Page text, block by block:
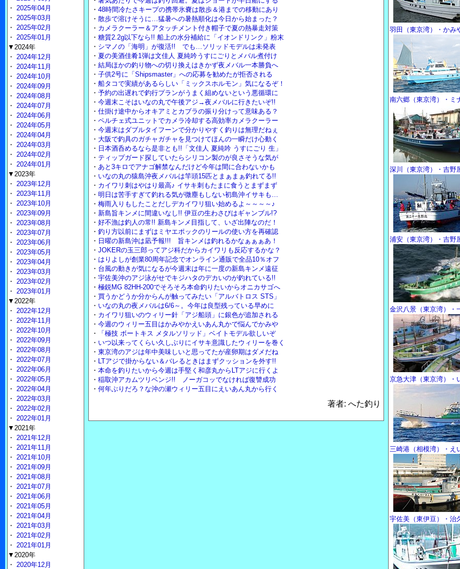
・ 48時間冷たさキープの携帯氷嚢は散歩＆港までの移動にあり
・ 散歩で溶けそうに…猛暑への暑熱順化は今日から始まった？
・ カメラクーラー＆アタッチメント付き帽子で夏の熱暴走対策
・ 糖質2.2g以下なら!! 船上の水分補給に「イオンドリンク」粉末
・ シマノの「海明」が復活!! でも…ソリッドモデルは未発表
・ 夏の美酒佳肴1弾は文佳人 夏純吟うすにごりとメバル煮付け
・ 結局ほかの釣り物への切り換えはきかず夜メバル一本勝負へ
・ 子供2号に「Shipsmaster」への応募を勧めたが拒否される
・ 船タコで実績があるらしい「ミックスホルモン」気になるぞ！
・ 予約の出遅れで釣行プランがうまく組めないという悪循環に
・ 今週末こそはいなの丸で午後アジ→夜メバルに行きたいぞ!!
・ 仕掛け途中からオキアミとカブラの振り分けって意味ある？
・ ペルチェ式ユニットでカメラ冷却する高効率カメラクーラー
・ 今週末はダブルタイフーンで分かりやすく釣りは無理だねぇ
・ 大阪で釣具のガチャガチャを見つけてほんの一瞬だけ心動く
・ 日本酒呑めるなら是非とも!!「文佳人 夏純吟 うすにごり 生」
・ ティップガード探していたらシリコン製のが良さそうな気が
・ あと3キロでアナゴ解禁なんだけど今年は間に合わないかも
・ いなの丸の猿島沖夜メバルは竿頭15匹とまぁまぁ釣れてる!!
・ カイワリ刺はやはり最高♪ イサキ刺もたまに食うとまずまず
・ 明日は苦手すぎて釣れる気が微塵もしない初島沖イサキも…
・ 梅雨入りもしたことだしデカイワリ狙い始めるよ～～～～♪
・ 新島旨キンメに間違いなし!! 伊豆の生わさびはギャンブル!?
・ 好不漁は釣人の常!! 新島キンメ目指して、いざ出陣なのだ！
・ 釣り方以前にまずはミヤエポックのリールの使い方を再確認
・ 日曜の新島沖は凪予報!!! 旨キンメは釣れるかなぁぁぁあ！
・ JOKERの玉三郎ってアジ科だからカイワリも反応するかな？
・ はりよしが創業80周年記念でオンライン通販で全品10％オフ
・ 台風の動きが気になるが今週末は年に一度の新島キンメ遠征
・ 宇佐美沖のアジ泳がせでキジハタのデカいのが釣れている!!
・ 極鋭MG 82HH-200でそろそろ本命釣りたいからオニカサゴへ
・ 買うかどうか分からんが触ってみたい「アルバトロス STS」
・ いなの丸の夜メバルは6/6～。今年は良型残っている早めに
・ カイワリ狙いのウィリー針「アジ船頭」に銀色が追加される
・ 今週のウィリー五目はかみやかえいあん丸かで悩んでかみや
・
「極技 ボートキス メタルソリッド」ベイトモデル欲しいぞ
・ いつ以来ってくらい久しぶりにイサキ意識したウィリーを巻く
・ 東京湾のアジは年中美味しいと思ってたが産卵期はダメだね
・ LTアジで掛からない＆バレるときはまずクッションを外す!!
・ 本命を釣りたいから今週は手堅く和彦丸からLTアジに行くよ
・ 稲取沖アカムツリベンジ!! ノーガコッでなければ復讐成功
・ 何年ぶりだろ？な沖の瀬ウィリー五目にえいあん丸から行く
著者: へた釣り
・ 2025年04月
・ 2025年03月
・ 2025年02月
・ 2025年01月
▼2024年
・ 2024年12月
・ 2024年11月
・ 2024年10月
・ 2024年09月
・ 2024年08月
・ 2024年07月
・ 2024年06月
・ 2024年05月
・ 2024年04月
・ 2024年03月
・ 2024年02月
・ 2024年01月
▼2023年
・ 2023年12月
・ 2023年11月
・ 2023年10月
・ 2023年09月
・ 2023年08月
・ 2023年07月
・ 2023年06月
・ 2023年05月
・ 2023年04月
・ 2023年03月
・ 2023年02月
・ 2023年01月
▼2022年
・ 2022年12月
・ 2022年11月
・ 2022年10月
・ 2022年09月
・ 2022年08月
・ 2022年07月
・ 2022年06月
・ 2022年05月
・ 2022年04月
・ 2022年03月
・ 2022年02月
・ 2022年01月
▼2021年
・ 2021年12月
・ 2021年11月
・ 2021年10月
・ 2021年09月
・ 2021年08月
・ 2021年07月
・ 2021年06月
・ 2021年05月
・ 2021年04月
・ 2021年03月
・ 2021年02月
・ 2021年01月
▼2020年
・ 2020年12月
羽田（東京湾）・かみ
南六郷（東京湾）・ミ
深川（東京湾）・吉野
浦安（東京湾）・吉野
金沢八景（東京湾）・
京急大津（東京湾）・
三崎港（相模湾）・え
宇佐美（東伊豆）・治